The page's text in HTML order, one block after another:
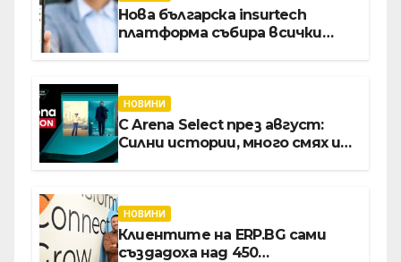
Нова българска insurtech
платформа събира всички
НОВИНИ
С Arena Select през август:
Силни истории, много смях и
НОВИНИ
Клиентите на ERP.BG сами
създадоха над 450